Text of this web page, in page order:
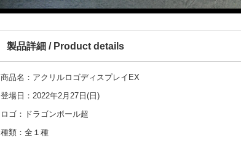
製品詳細 / Product details
商品名：アクリルロゴディスプレイEX
登場日：2022年2月27日(日)
ロゴ：ドラゴンボール超
種類：全１種